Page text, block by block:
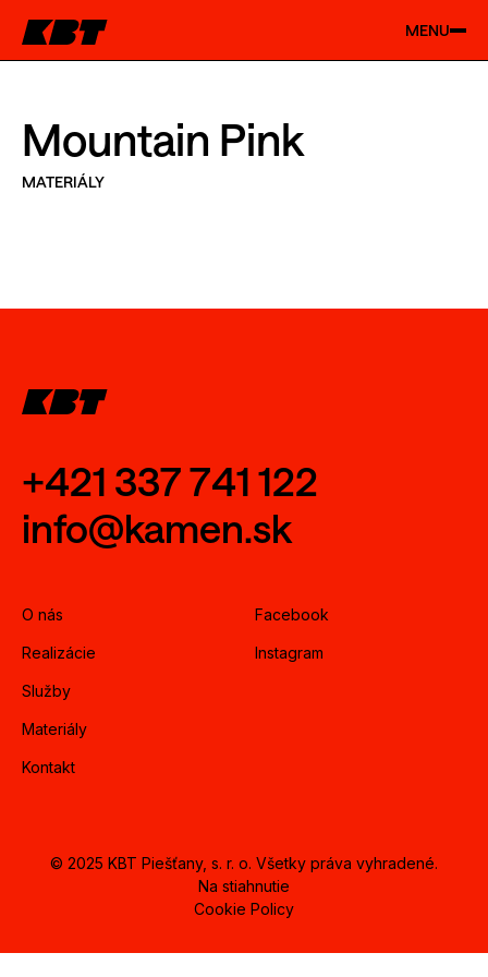
MENU
Mountain Pink
MATERIÁLY
+421 337 741 122
info@kamen.sk
O nás
Realizácie
Služby
Materiály
Kontakt
Facebook
Instagram
© 2025 KBT Piešťany, s. r. o. Všetky práva vyhradené.
Na stiahnutie
Cookie Policy